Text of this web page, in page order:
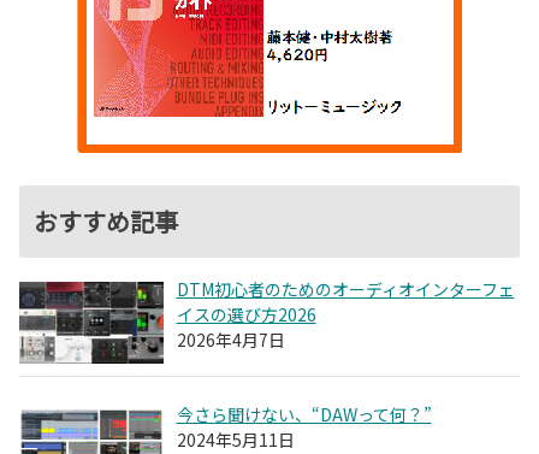
おすすめ記事
DTM初心者のためのオーディオインターフェ
イスの選び方2026
2026年4月7日
今さら聞けない、“DAWって何？”
2024年5月11日